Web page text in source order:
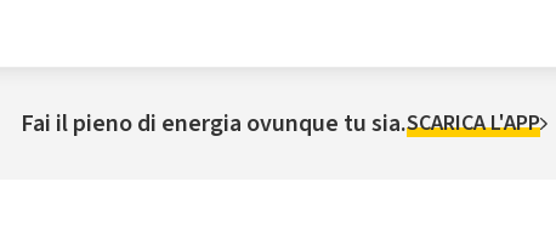
Fai il pieno di energia ovunque tu sia.SCARICA L'APP